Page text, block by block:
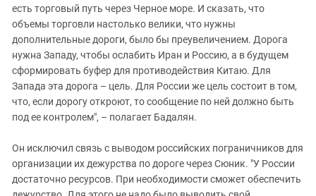
есть торговый путь через Черное море. И сказать, что
объемы торговли настолько велики, что нужны
дополнительные дороги, было бы преувеличением. Дорога
нужна Западу, чтобы ослабить Иран и Россию, а в будущем
сформировать буфер для противодействия Китаю. Для
Запада эта дорога – цель. Для России же цель состоит в том,
что, если дорогу откроют, то сообщение по ней должно быть
под ее контролем", – полагает Бадалян.
Он исключил связь с выводом российских пограничников для
организации их дежурства по дороге через Сюник. "У России
достаточно ресурсов. При необходимости сможет обеспечить